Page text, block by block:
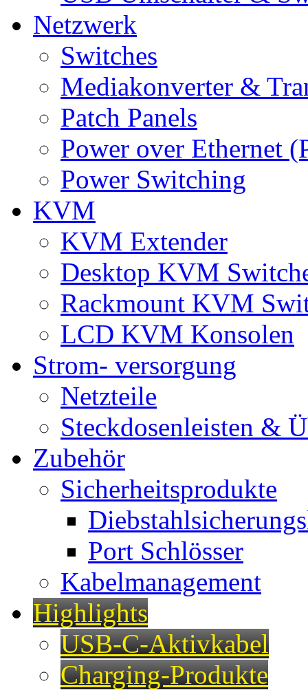
Netzwerk
Switches
Mediakonverter &
Patch Panels
Power over Ethernet
Power Switching
KVM
KVM Extender
Desktop KVM
Rackmount KVM
LCD KVM Konsolen
Strom- versorgung
Netzteile
Steckdosenleisten &
Zubehör
Sicherheitsprodukte
Port Schlösser
Kabelmanagement
Highlights
USB-C-Aktivkabel
Charging-Produkte